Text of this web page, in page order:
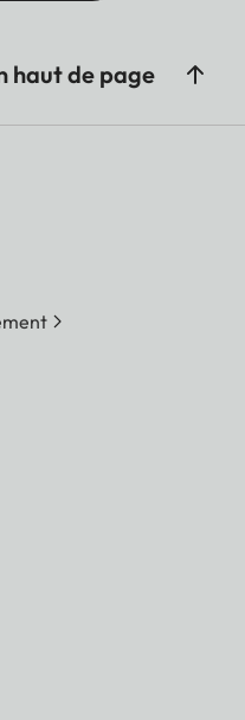
haut de page